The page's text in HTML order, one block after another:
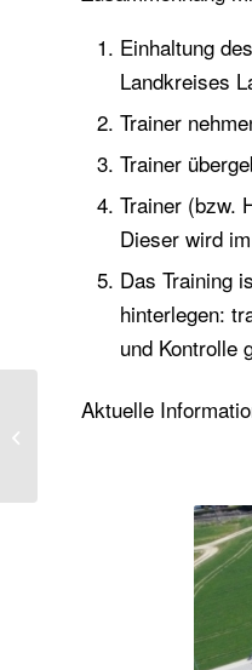
Einhaltung
Landkreises
Trainer
Trainer
Trainer (bzw.
Dieser wird
Das Training
hinterlegen:
und Kontrolle
Aktuelle
Tennissaison ist